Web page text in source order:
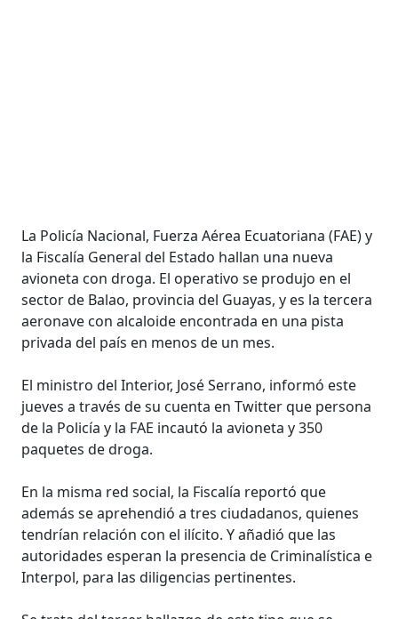
La Policía Nacional, Fuerza Aérea Ecuatoriana (FAE) y
la Fiscalía General del Estado hallan una nueva
avioneta con droga. El operativo se produjo en el
sector de Balao, provincia del Guayas, y es la tercera
aeronave con alcaloide encontrada en una pista
privada del país en menos de un mes.
El ministro del Interior, José Serrano, informó este
jueves a través de su cuenta en Twitter que persona
de la Policía y la FAE incautó la avioneta y 350
paquetes de droga.
En la misma red social, la Fiscalía reportó que
además se aprehendió a tres ciudadanos, quienes
tendrían relación con el ilícito. Y añadió que las
autoridades esperan la presencia de Criminalística e
Interpol, para las diligencias pertinentes.